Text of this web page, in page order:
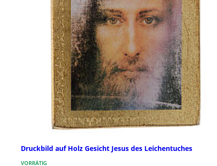
Druckbild auf Holz Gesicht Jesus des Leichentuches
VORRÄTIG